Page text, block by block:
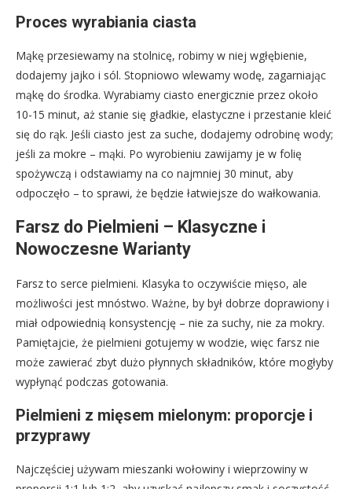
Proces wyrabiania ciasta
Mąkę przesiewamy na stolnicę, robimy w niej wgłębienie,
dodajemy jajko i sól. Stopniowo wlewamy wodę, zagarniając
mąkę do środka. Wyrabiamy ciasto energicznie przez około
10-15 minut, aż stanie się gładkie, elastyczne i przestanie kleić
się do rąk. Jeśli ciasto jest za suche, dodajemy odrobinę wody;
jeśli za mokre – mąki. Po wyrobieniu zawijamy je w folię
spożywczą i odstawiamy na co najmniej 30 minut, aby
odpoczęło – to sprawi, że będzie łatwiejsze do wałkowania.
Farsz do Pielmieni – Klasyczne i
Nowoczesne Warianty
Farsz to serce pielmieni. Klasyka to oczywiście mięso, ale
możliwości jest mnóstwo. Ważne, by był dobrze doprawiony i
miał odpowiednią konsystencję – nie za suchy, nie za mokry.
Pamiętajcie, że pielmieni gotujemy w wodzie, więc farsz nie
może zawierać zbyt dużo płynnych składników, które mogłyby
wypłynąć podczas gotowania.
Pielmieni z mięsem mielonym: proporcje i
przyprawy
Najczęściej używam mieszanki wołowiny i wieprzowiny w